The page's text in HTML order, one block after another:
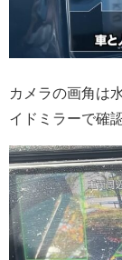
カメラの画角は
イドミラーで確